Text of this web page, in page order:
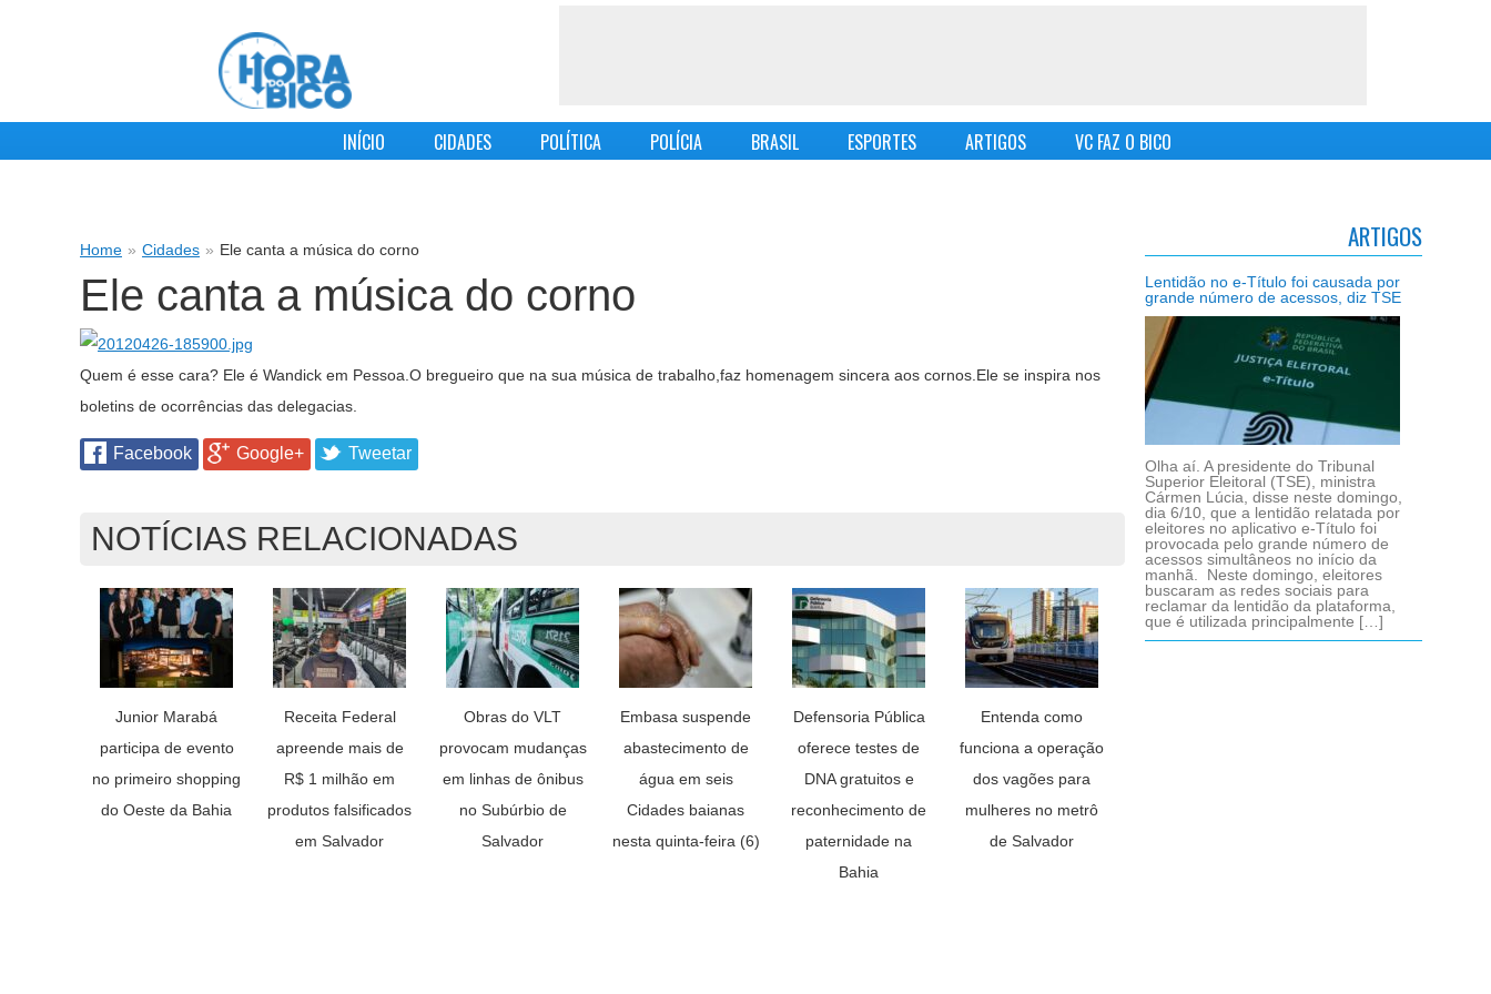
INÍCIO CIDADES POLÍTICA POLÍCIA BRASIL ESPORTES ARTIGOS VC FAZ O BICO
Home » Cidades » Ele canta a música do corno
Ele canta a música do corno
Quem é esse cara? Ele é Wandick em Pessoa.O bregueiro que na sua música de trabalho,faz homenagem sincera aos cornos.Ele se inspira nos
boletins de ocorrências das delegacias.
Facebook Google+ Tweetar
NOTÍCIAS RELACIONADAS
Junior Marabá
participa de evento
no primeiro shopping
do Oeste da Bahia
Receita Federal
apreende mais de
R$ 1 milhão em
produtos falsificados
em Salvador
Obras do VLT
provocam mudanças
em linhas de ônibus
no Subúrbio de
Salvador
Embasa suspende
abastecimento de
água em seis
Cidades baianas
nesta quinta-feira (6)
Defensoria Pública
oferece testes de
DNA gratuitos e
reconhecimento de
paternidade na
Bahia
Entenda como
funciona a operação
dos vagões para
mulheres no metrô
de Salvador
ARTIGOS
Lentidão no e-Título foi causada por
grande número de acessos, diz TSE
Olha aí. A presidente do Tribunal
Superior Eleitoral (TSE), ministra
Cármen Lúcia, disse neste domingo,
dia 6/10, que a lentidão relatada por
eleitores no aplicativo e-Título foi
provocada pelo grande número de
acessos simultâneos no início da
manhã. Neste domingo, eleitores
buscaram as redes sociais para
reclamar da lentidão da plataforma,
que é utilizada principalmente […]